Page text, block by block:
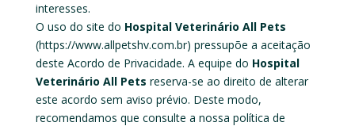
interesses.
O uso do site do Hospital Veterinário All Pets
(https://www.allpetshv.com.br) pressupõe a aceitação
deste Acordo de Privacidade. A equipe do Hospital
Veterinário All Pets reserva-se ao direito de alterar
este acordo sem aviso prévio. Deste modo,
recomendamos que consulte a nossa política de